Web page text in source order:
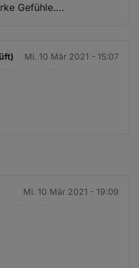
Gefühle….
Mi. 10 Mär 2021 - 15:07
Mi. 10 Mär 2021 - 19:09